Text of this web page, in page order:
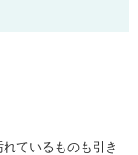
ているものも引き